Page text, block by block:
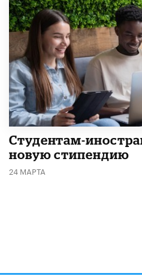
Студентам-
новую стипендию
24 МАРТА